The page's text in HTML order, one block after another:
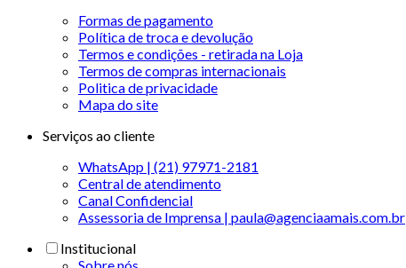
Formas de pagamento
Política de troca e devolução
Termos e condições - retirada na Loja
Termos de compras internacionais
Politica de privacidade
Mapa do site
Serviços ao cliente
WhatsApp | (21) 97971-2181
Central de atendimento
Canal Confidencial
Assessoria de Imprensa | paula@agenciaamais.com.br
Institucional